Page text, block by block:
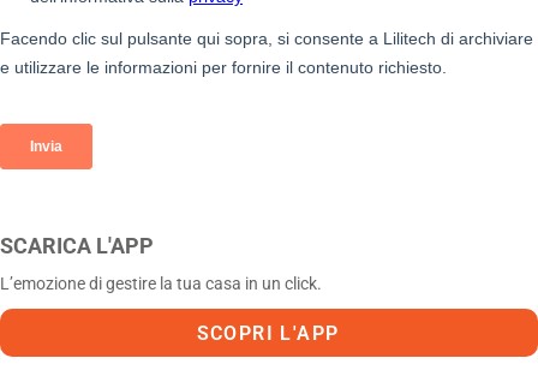
SCARICA L'APP
L’emozione di gestire la tua casa in un click.
SCOPRI L'APP